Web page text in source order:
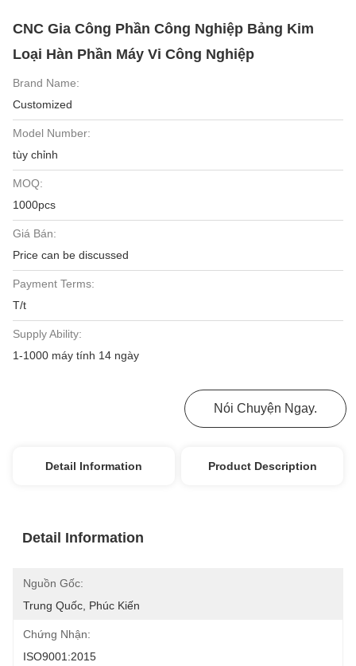
CNC Gia Công Phần Công Nghiệp Bảng Kim
Loại Hàn Phần Máy Vi Công Nghiệp
Brand Name:
Customized
Model Number:
tùy chỉnh
MOQ:
1000pcs
Giá Bán:
Price can be discussed
Payment Terms:
T/t
Supply Ability:
1-1000 máy tính 14 ngày
Nói Chuyện Ngay.
Detail Information Product Description
Detail Information
Nguồn Gốc:
Trung Quốc, Phúc Kiến
Chứng Nhận:
ISO9001:2015